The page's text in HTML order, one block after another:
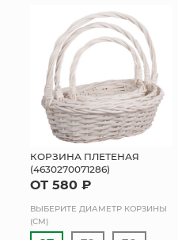
КОРЗИНА ПЛЕТЕНАЯ
(4630270071286)
ОТ 580 ₽
ВЫБЕРИТЕ ДИАМЕТР КОРЗИНЫ
(СМ)